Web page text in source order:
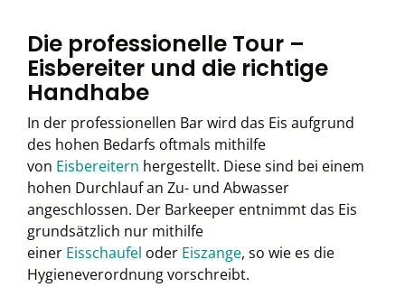
Die professionelle Tour –
Eisbereiter und die richtige
Handhabe
In der professionellen Bar wird das Eis aufgrund
des hohen Bedarfs oftmals mithilfe
von Eisbereitern hergestellt. Diese sind bei einem
hohen Durchlauf an Zu- und Abwasser
angeschlossen. Der Barkeeper entnimmt das Eis
grundsätzlich nur mithilfe
einer Eisschaufel oder Eiszange, so wie es die
Hygieneverordnung vorschreibt.